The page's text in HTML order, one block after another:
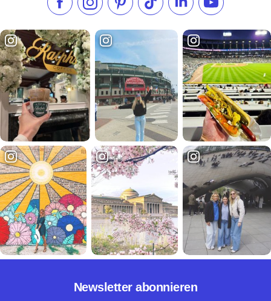
Liken Sie uns auf Facebook
Folgen Sie uns auf Instagram
Besuchen Sie unser Pinterest
Folgen Sie uns auf TikTok
Folgen Sie uns auf
Abonnieren
Newsletter abonnieren